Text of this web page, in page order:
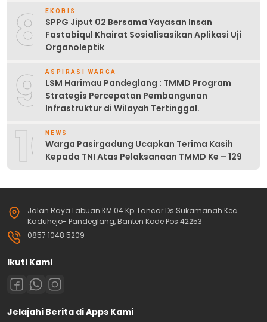
8 EKOBIS
SPPG Jiput 02 Bersama Yayasan Insan
Fastabiqul Khairat Sosialisasikan Aplikasi Uji
Organoleptik
9 ASPIRASI WARGA
LSM Harimau Pandeglang : TMMD Program
Strategis Percepatan Pembangunan
Infrastruktur di Wilayah Tertinggal.
10NEWS
Warga Pasirgadung Ucapkan Terima Kasih
Kepada TNI Atas Pelaksanaan TMMD Ke – 129
Jalan Raya Labuan KM 04 Kp. Lancar Ds Sukamanah Kec
Kaduhejo- Pandeglang, Banten Kode Pos 42253
0857 1048 5209
Ikuti Kami
Jelajahi Berita di Apps Kami